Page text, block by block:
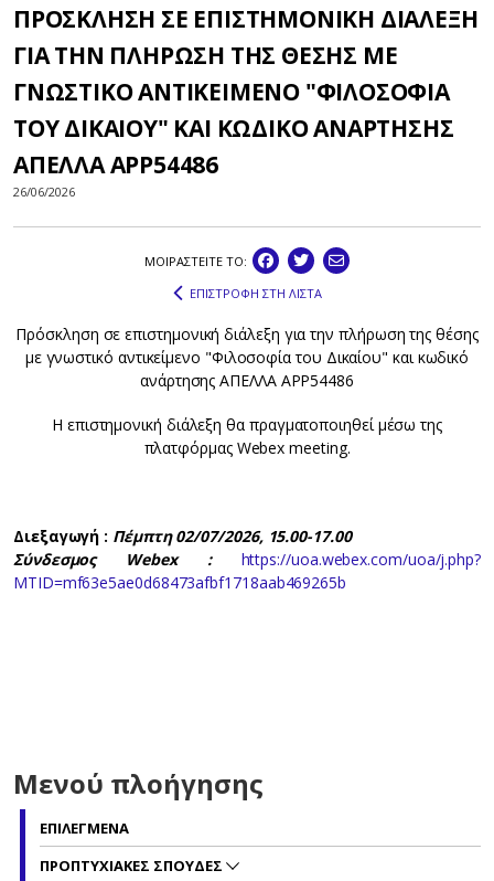
ΠΡΟΣΚΛΗΣΗ ΣΕ ΕΠΙΣΤΗΜΟΝΙΚΗ ΔΙΑΛΕΞΗ
ΓΙΑ ΤΗΝ ΠΛΗΡΩΣΗ ΤΗΣ ΘΕΣΗΣ ΜΕ
ΓΝΩΣΤΙΚΟ ΑΝΤΙΚΕΙΜΕΝΟ "ΦΙΛΟΣΟΦΙΑ
ΤΟΥ ΔΙΚΑΙΟΥ" ΚΑΙ ΚΩΔΙΚΟ ΑΝΑΡΤΗΣΗΣ
ΑΠΕΛΛΑ ΑΡΡ54486
26/06/2026
ΜΟΙΡΑΣΤEIΤΕ ΤΟ:
ΕΠΙΣΤΡΟΦΗ ΣΤΗ ΛΙΣΤΑ
Πρόσκληση σε επιστημονική διάλεξη για την πλήρωση της θέσης
με γνωστικό αντικείμενο "Φιλοσοφία του Δικαίου" και κωδικό
ανάρτησης ΑΠΕΛΛΑ ΑΡΡ54486
Η επιστημονική διάλεξη θα πραγματοποιηθεί μέσω της
πλατφόρμας Webex meeting.
Διεξαγωγή : Πέμπτη 02/07/2026, 15.00-17.00
Σύνδεσμος Webex : https://uoa.webex.com/uoa/j.php?
MTID=mf63e5ae0d68473afbf1718aab469265b
Μενού πλοήγησης
ΕΠΙΛΕΓΜΕΝΑ
ΠΡΟΠΤΥΧΙΑΚΕΣ ΣΠΟΥΔΕΣ